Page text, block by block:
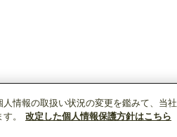
情報の取扱い状況の変更を鑑みて、当
。
改定した個人情報保護方針はこちら